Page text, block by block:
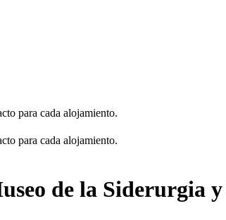
para cada alojamiento.
para cada alojamiento.
de la Siderurgia